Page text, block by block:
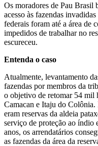
Os moradores de Pau Brasil
acesso às fazendas
federais foram até a área de
impedidos de trabalhar no
escureceu.
Entenda o caso
Atualmente, levantamento
fazendas por membros da
o objetivo de retomar 54 mil
Camacan e Itaju do Colônia.
eram reservas da aldeia
serviço de proteção ao índio
anos, os arrendatários
as fazendas da área da